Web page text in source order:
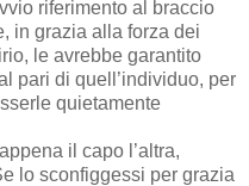
riferimento al braccio
in grazia alla forza dei
le avrebbe garantito
pari di quell’individuo, per
quietamente
il capo l’altra,
lo sconfiggessi per grazia